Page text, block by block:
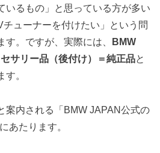
いるもの」と思っている方が多い
ューナーを付けたい」という問
。ですが、実際には、
BMW
サリー品（後付け）＝純正品と
。
案内される「BMW JAPAN公式の
あたります。